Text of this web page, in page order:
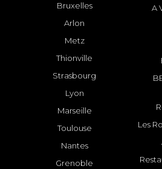
Bruxelles
Arlon
Metz
Thionville
Strasbourg
Lyon
Marseille
Toulouse
Nantes
Grenoble
A
Les